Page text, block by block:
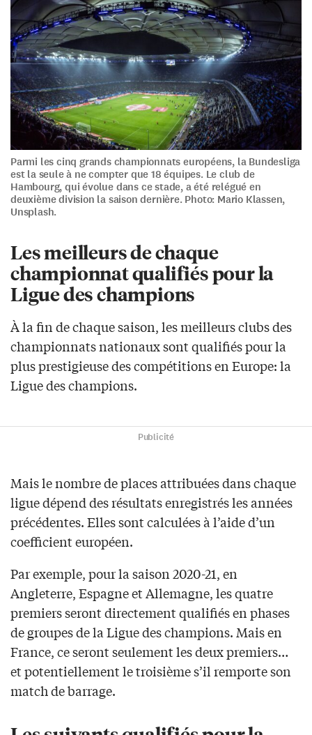
Parmi les cinq grands championnats européens, la Bundesliga
est la seule à ne compter que 18 équipes. Le club de
Hambourg, qui évolue dans ce stade, a été relégué en
deuxième division la saison dernière. Photo: Mario Klassen,
Unsplash.
Les meilleurs de chaque
championnat qualifiés pour la
Ligue des champions
À la fin de chaque saison, les meilleurs clubs des
championnats nationaux sont qualifiés pour la
plus prestigieuse des compétitions en Europe: la
Ligue des champions.
Publicité
Mais le nombre de places attribuées dans chaque
ligue dépend des résultats enregistrés les années
précédentes. Elles sont calculées à l’aide d’un
coefficient européen.
Par exemple, pour la saison 2020-21, en
Angleterre, Espagne et Allemagne, les quatre
premiers seront directement qualifiés en phases
de groupes de la Ligue des champions. Mais en
France, ce seront seulement les deux premiers…
et potentiellement le troisième s’il remporte son
match de barrage.